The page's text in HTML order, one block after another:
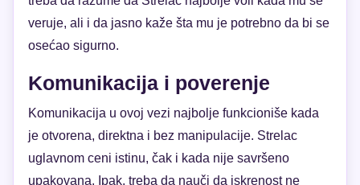
veruje, ali i da jasno kaže šta mu je potrebno da bi se
osećao sigurno.
Komunikacija i poverenje
Komunikacija u ovoj vezi najbolje funkcioniše kada
je otvorena, direktna i bez manipulacije. Strelac
uglavnom ceni istinu, čak i kada nije savršeno
upakovana. Ipak, treba da nauči da iskrenost ne